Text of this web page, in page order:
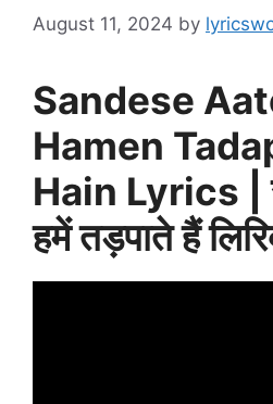
August 11, 2024 by
Sandese
Hamen
Hain Lyrics |
हमें तड़पाते हैं